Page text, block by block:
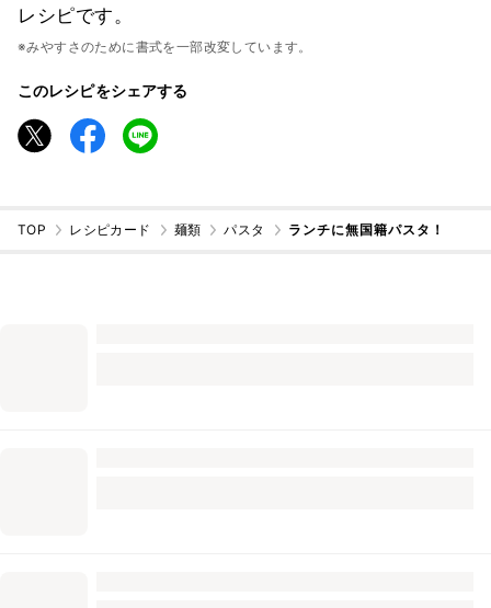
レシピです。
※みやすさのために書式を一部改変しています。
このレシピをシェアする
TOP レシピカード 麺類 パスタ ランチに無国籍パスタ！